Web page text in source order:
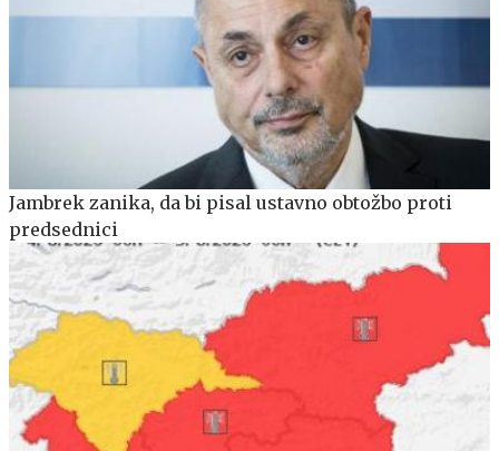
Jambrek zanika, da bi pisal ustavno obtožbo proti
predsednici